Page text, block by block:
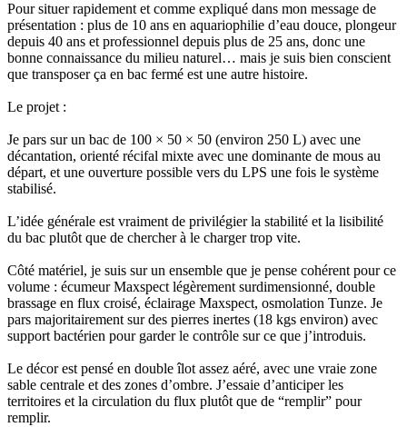
Pour situer rapidement et comme expliqué dans mon message de
présentation : plus de 10 ans en aquariophilie d’eau douce, plongeur
depuis 40 ans et professionnel depuis plus de 25 ans, donc une
bonne connaissance du milieu naturel… mais je suis bien conscient
que transposer ça en bac fermé est une autre histoire.
Le projet :
Je pars sur un bac de 100 × 50 × 50 (environ 250 L) avec une
décantation, orienté récifal mixte avec une dominante de mous au
départ, et une ouverture possible vers du LPS une fois le système
stabilisé.
L’idée générale est vraiment de privilégier la stabilité et la lisibilité
du bac plutôt que de chercher à le charger trop vite.
Côté matériel, je suis sur un ensemble que je pense cohérent pour ce
volume : écumeur Maxspect légèrement surdimensionné, double
brassage en flux croisé, éclairage Maxspect, osmolation Tunze. Je
pars majoritairement sur des pierres inertes (18 kgs environ) avec
support bactérien pour garder le contrôle sur ce que j’introduis.
Le décor est pensé en double îlot assez aéré, avec une vraie zone
sable centrale et des zones d’ombre. J’essaie d’anticiper les
territoires et la circulation du flux plutôt que de “remplir” pour
remplir.